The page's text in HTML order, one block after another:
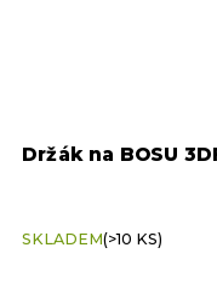
Držák na BOSU
SKLADEM(>10 KS)